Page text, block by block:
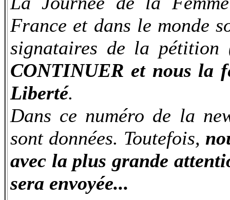
France et dans le monde
signataires de la
CONTINUER et nous la
Liberté.
Dans ce numéro de la
sont données. Toutefois,
avec la plus grande
sera envoyée...